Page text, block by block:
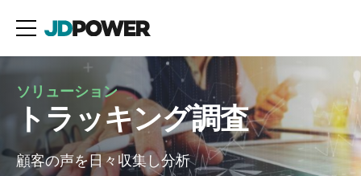
ソリューション
トラッキング調査
顧客の声を日々収集し分析